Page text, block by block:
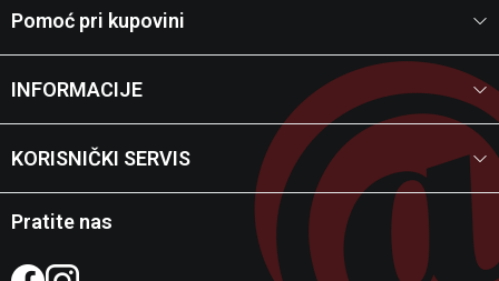
Pomoć pri kupovini
INFORMACIJE
KORISNIČKI SERVIS
Pratite nas